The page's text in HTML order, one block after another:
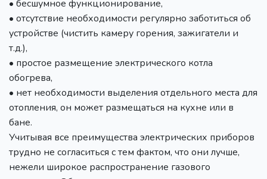
• бесшумное функционирование,
• отсутствие необходимости регулярно заботиться об
устройстве (чистить камеру горения, зажигатели и
т.д.),
• простое размещение электрического котла
обогрева,
• нет необходимости выделения отдельного места для
отопления, он может размещаться на кухне или в
бане.
Учитывая все преимущества электрических приборов
трудно не согласиться с тем фактом, что они лучше,
нежели широкое распространение газового